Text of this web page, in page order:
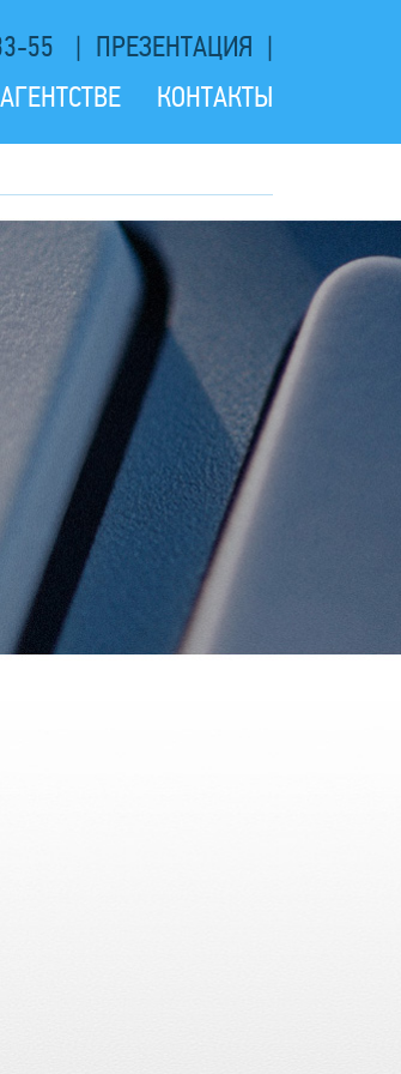
ПРЕЗЕНТАЦИЯ
55
КОНТАКТЫ